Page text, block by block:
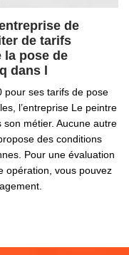
de
de tarifs
la pose de
dans l
pour ses tarifs de pose
l’entreprise Le peintre
métier. Aucune autre
des conditions
Pour une évaluation
opération, vous pouvez